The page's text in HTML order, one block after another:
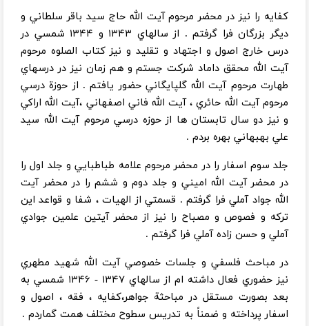
كفايه را نيز در محضر مرحوم آيت الله حاج سيد باقر سلطاني و
ديگر بزرگان فرا گرفتم . از سالهاي ۱۳۴۳ و ۱۳۴۴ شمسي در
درس خارج اصول و اجتهاد و تقليد و نيز كتاب الصلوه مرحوم
آيت الله محقق داماد شركت جستم و هم زمان نيز در درسهاي
طهارت مرحوم آيت الله گلپايگاني حضور يافتم . از حوزة درسي
مرحوم آيت الله حائري ، آيت الله فاني اصفهاني ،‌آيت الله اراكي
و نيز دو سال تابستان ها از حوزه درسي مرحوم آيت الله سيد
علي بهبهاني بهره بردم .
جلد سوم اسفار را در محضر مرحوم علامه طباطبايي و جلد اول را
در محضر آيت الله اميني و جلد دوم و ششم را در محضر آيت
الله جواد آملي فرا گرفتم . قسمتي از الهيات ، شفا و قواعد اين
تركه و فصوص و مصباح را نيز از محضر آيتين علمين جوادي
آملي و حسن زاده آملي فرا گرفتم .
در مباحث فلسفي و جلسات خصوصي آيت الله شهيد مطهري
نيز حضوري فعال داشته ام از سالهاي ۱۳۴۷ - ۱۳۴۶ شمسي به
بعد بصورت مستقل در مباحثة جواهر،كفايه ، فقه ، اصول و
اسفار پرداخته و ضمناً به تدريس سطوح مختلف همت گماردم .